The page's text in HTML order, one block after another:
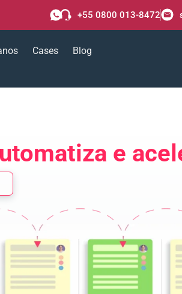
+55 0800 013-8472
Cases Blog
e